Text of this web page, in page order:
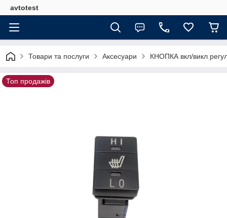
avtotest
Товари та послуги Аксесуари КНОПКА вкл/викл
Топ продажів